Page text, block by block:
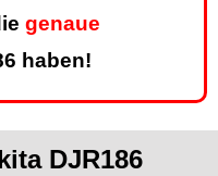
genaue
haben!
DJR186